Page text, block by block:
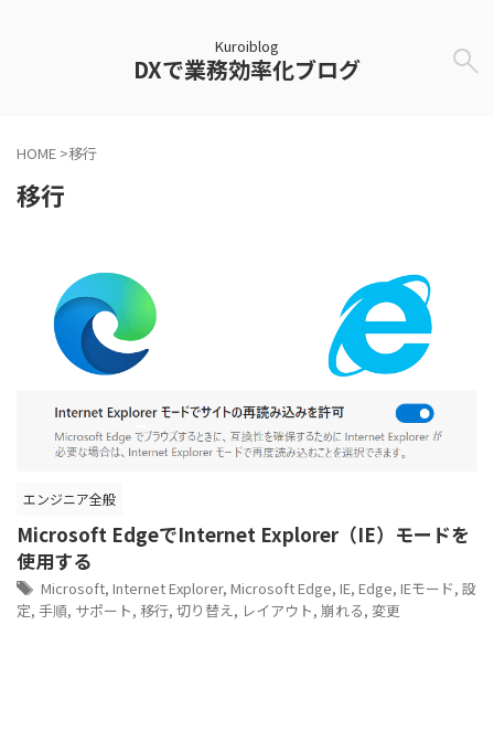
Kuroiblog
DXで業務効率化ブログ
HOME >移行
移行
エンジニア全般
Microsoft EdgeでInternet Explorer（IE）モードを
使用する
Microsoft, Internet Explorer, Microsoft Edge, IE, Edge, IEモード, 設
定, 手順, サポート, 移行, 切り替え, レイアウト, 崩れる, 変更